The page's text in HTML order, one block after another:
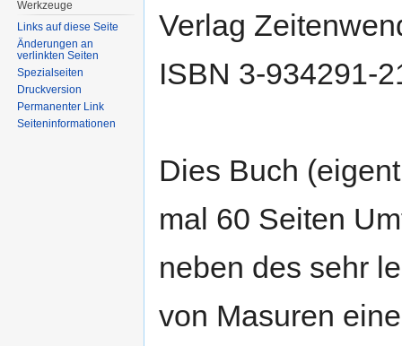
Verlag
ISBN 3-934291-
Dies Buch
mal 60 Seiten
neben des sehr
von Masuren
Werkzeuge
Links auf diese Seite
Änderungen an
verlinkten Seiten
Spezialseiten
Druckversion
Permanenter Link
Seiten­informationen